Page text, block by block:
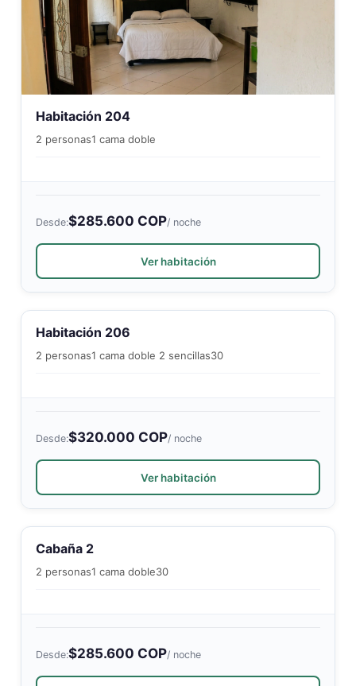
Habitación 204
2 personas1 cama doble
Desde:$285.600 COP/ noche
Ver habitación
Habitación 206
2 personas1 cama doble 2 sencillas30
Desde:$320.000 COP/ noche
Ver habitación
Cabaña 2
2 personas1 cama doble30
Desde:$285.600 COP/ noche